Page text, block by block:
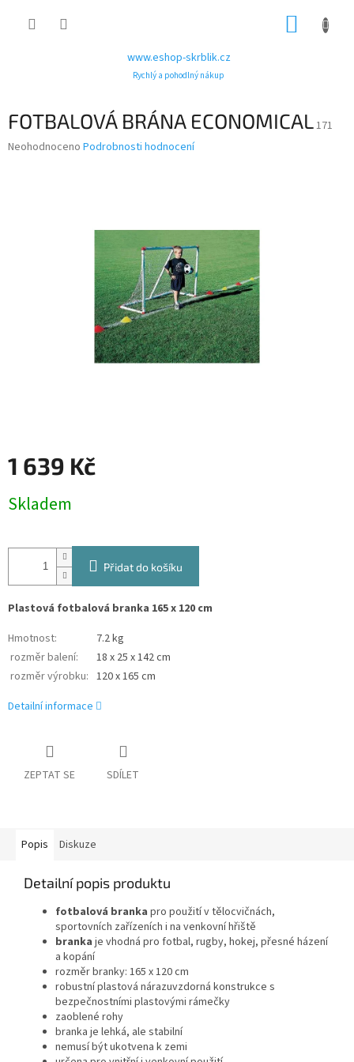
www.eshop-skrblik.cz
Rychlý a pohodlný nákup
FOTBALOVÁ BRÁNA ECONOMICAL171
Průměrné
Neohodnoceno Podrobnosti hodnocení
1 639 Kč
cena:
Skladem
Přidat do košíku
Plastová fotbalová branka 165 x 120 cm
Hmotnost:
7.2 kg
rozměr balení:
18 x 25 x 142 cm
rozměr výrobku: 120 x 165 cm
Detailní informace
ZEPTAT SE SDÍLET
Popis Diskuze
Detailní popis produktu
fotbalová branka pro použití v tělocvičnách,
sportovních zařízeních i na venkovní hřiště
branka je vhodná pro fotbal, rugby, hokej, přesné házení
a kopání
rozměr branky: 165 x 120 cm
robustní plastová nárazuvzdorná konstrukce s
bezpečnostními plastovými rámečky
zaoblené rohy
branka je lehká, ale stabilní
nemusí být ukotvena k zemi